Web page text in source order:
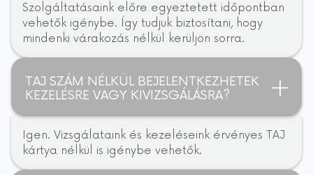
Szolgáltatásaink előre egyeztetett időpontban
vehetők igénybe. Így tudjuk biztosítani, hogy
mindenki várakozás nélkül kerüljön sorra.
TAJ SZÁM NÉLKÜL BEJELENTKEZHETEK
KEZELÉSRE VAGY KIVIZSGÁLÁSRA?
Igen. Vizsgálataink és kezeléseink érvényes TAJ
kártya nélkül is igénybe vehetők.